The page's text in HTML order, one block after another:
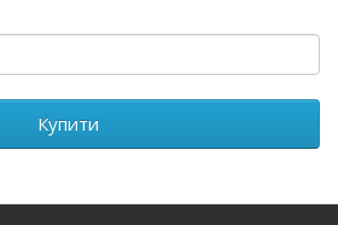
Купити